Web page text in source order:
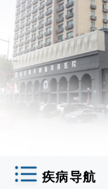
疾病导航